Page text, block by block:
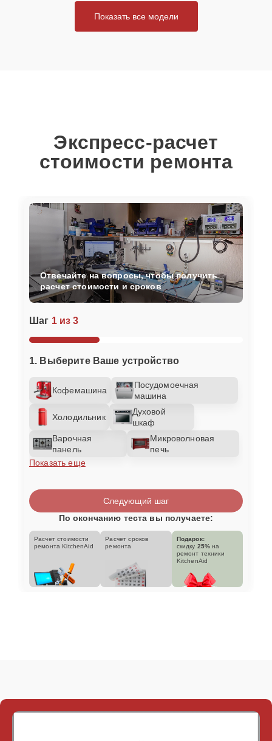
Показать все модели
Экспресс-расчет
стоимости ремонта
Шаг 1 из 3
1. Выберите Ваше устройство
Кофемашина
Посудомоечная
машина
Холодильник
Духовой
шкаф
Варочная
панель
Микроволновая
печь
Показать еще
Отвечайте на вопросы, чтобы получить
расчет стоимости и сроков
Следующий шаг
По окончанию теста вы получаете:
Расчет стоимости
ремонта KitchenAid
Расчет сроков
ремонта
Подарок:
скидку 25% на
ремонт техники
KitchenAid